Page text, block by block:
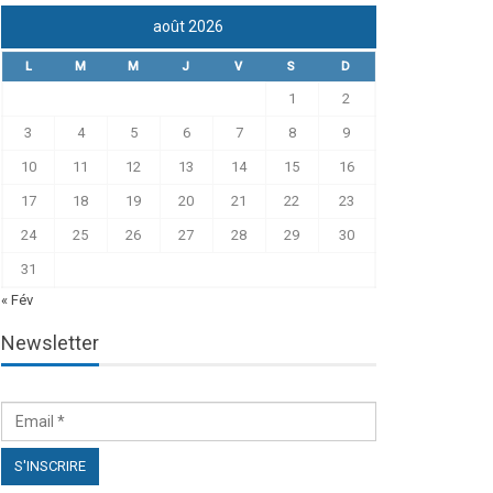
août 2026
L M M J V S D
1 2
3 4 5 6 7 8 9
10 11 12 13 14 15 16
17 18 19 20 21 22 23
24 25 26 27 28 29 30
31
« Fév
Newsletter